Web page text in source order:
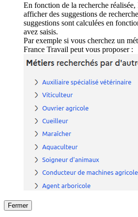
En fonction de la recherche
afficher des suggestions de
suggestions sont calculées en
avez saisis.
Par exemple si vous cherchez un
France Travail peut vous proposer :
Fermer